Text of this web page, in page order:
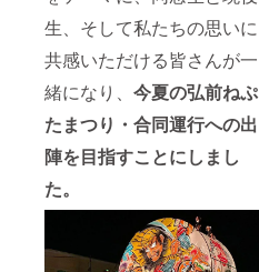
生、そして私たちの思いに
共感いただける皆さんが一
緒になり、 今夏の弘前ねぷ
たまつり・合同運行への出
陣を目指すことにしまし
た。